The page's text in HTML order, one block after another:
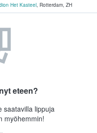
Het Kasteel, Rotterdam, ZH
eteen?
saatavilla lippuja
myöhemmin!